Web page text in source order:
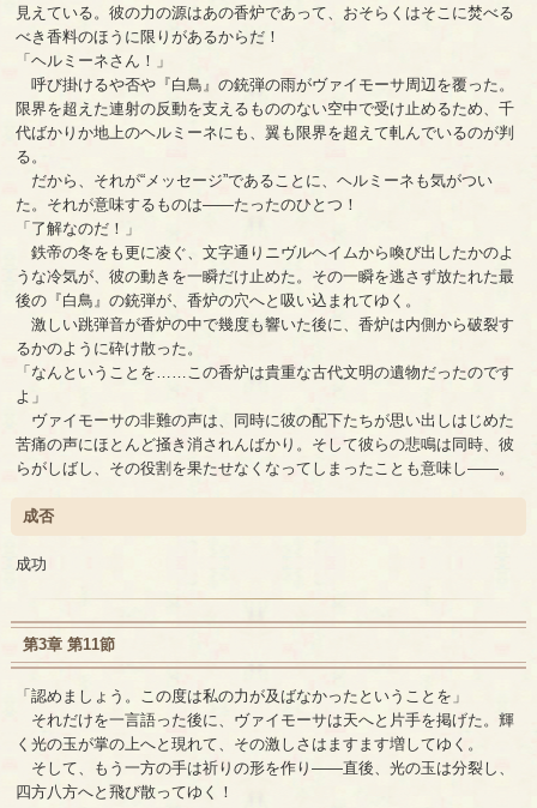
見えている。彼の力の源はあの香炉であって、おそらくはそこに焚べる
べき香料のほうに限りがあるからだ！
「ヘルミーネさん！」
呼び掛けるや否や『白鳥』の銃弾の雨がヴァイモーサ周辺を覆った。
限界を超えた連射の反動を支えるもののない空中で受け止めるため、千
代ばかりか地上のヘルミーネにも、翼も限界を超えて軋んでいるのが判
る。
だから、それが“メッセージ”であることに、ヘルミーネも気がつい
た。それが意味するものは――たったのひとつ！
「了解なのだ！」
鉄帝の冬をも更に凌ぐ、文字通りニヴルヘイムから喚び出したかのよ
うな冷気が、彼の動きを一瞬だけ止めた。その一瞬を逃さず放たれた最
後の『白鳥』の銃弾が、香炉の穴へと吸い込まれてゆく。
激しい跳弾音が香炉の中で幾度も響いた後に、香炉は内側から破裂す
るかのように砕け散った。
「なんということを……この香炉は貴重な古代文明の遺物だったのです
よ」
ヴァイモーサの非難の声は、同時に彼の配下たちが思い出しはじめた
苦痛の声にほとんど掻き消されんばかり。そして彼らの悲鳴は同時、彼
らがしばし、その役割を果たせなくなってしまったことも意味し――。
成否
成功
第3章 第11節
「認めましょう。この度は私の力が及ばなかったということを」
それだけを一言語った後に、ヴァイモーサは天へと片手を掲げた。輝
く光の玉が掌の上へと現れて、その激しさはますます増してゆく。
そして、もう一方の手は祈りの形を作り――直後、光の玉は分裂し、
四方八方へと飛び散ってゆく！